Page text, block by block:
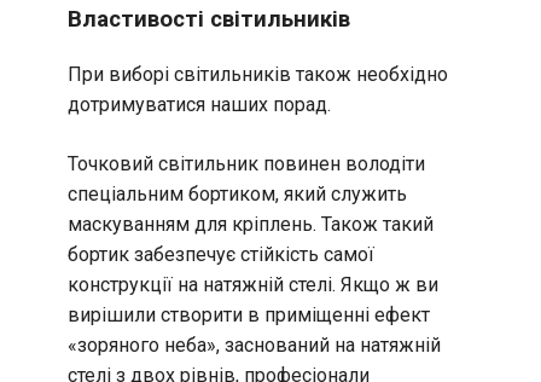
Властивості світильників
При виборі світильників також необхідно
дотримуватися наших порад.
Точковий світильник повинен володіти
спеціальним бортиком, який служить
маскуванням для кріплень. Також такий
бортик забезпечує стійкість самої
конструкції на натяжній стелі. Якщо ж ви
вирішили створити в приміщенні ефект
«зоряного неба», заснований на натяжній
стелі з двох рівнів, професіонали